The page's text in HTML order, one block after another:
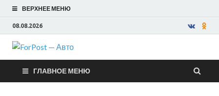
ВЕРХНЕЕ МЕНЮ
08.08.2026
ForPost —
Авто
ГЛАВНОЕ МЕНЮ